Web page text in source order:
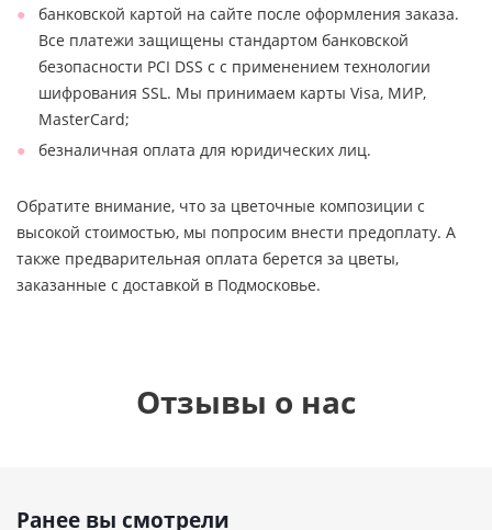
банковской картой на сайте после оформления заказа.
Все платежи защищены стандартом банковской
безопасности PCI DSS с с применением технологии
шифрования SSL. Мы принимаем карты Visa, МИР,
MasterCard;
безналичная оплата для юридических лиц.
Обратите внимание, что за цветочные композиции с
высокой стоимостью, мы попросим внести предоплату. А
также предварительная оплата берется за цветы,
заказанные с доставкой в Подмосковье.
Отзывы о нас
Ранее вы смотрели